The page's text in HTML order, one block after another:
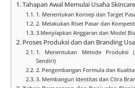
Tahapan Awal Memulai Usaha Skincare
1. Menentukan Konsep dan Target
2. Melakukan Riset Pasar dan
3.Menyiapkan Anggaran dan Model
Proses Produksi dan dan Branding
1. Menentukan Metode Produksi
Sendiri)
2. Pengembangan Formula dan
3. Membangun Identitas dan Citra